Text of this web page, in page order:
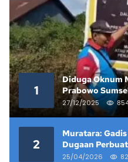
1
Diduga Oknum
Prabowo
Lahan yang
27/12/2025
2
Muratara:
Dugaan
Kandung
25/04/2026